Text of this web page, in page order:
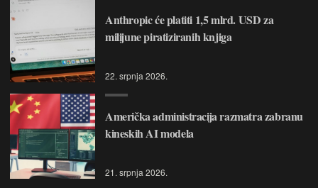
Anthropic će platiti 1,5 mlrd. USD za
milijune piratiziranih knjiga
22. srpnja 2026.
Američka administracija razmatra zabranu
kineskih AI modela
21. srpnja 2026.